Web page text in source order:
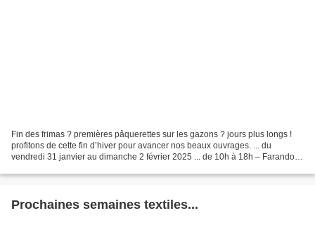
Fin des frimas ? premières pâquerettes sur les gazons ? jours plus longs !
profitons de cette fin d’hiver pour avancer nos beaux ouvrages. ... du
vendredi 31 janvier au dimanche 2 février 2025 ... de 10h à 18h – Farandole
Prochaines semaines textiles...